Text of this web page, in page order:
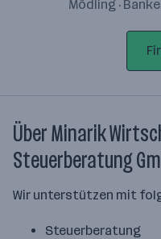
Mödling ·
Über Minarik
Steuerberatung
Wir unterstützen mit
Steuerberatung